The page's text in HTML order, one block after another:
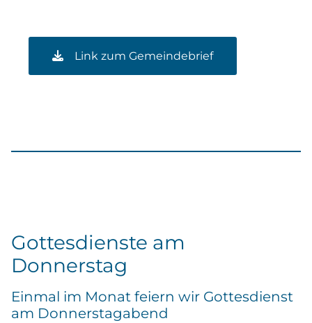
Link zum Gemeindebrief
Gottesdienste am
Donnerstag
Einmal im Monat feiern wir Gottesdienst
am Donnerstagabend